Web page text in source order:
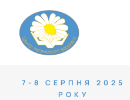
7-8 СЕРПНЯ 2025
РОКУ